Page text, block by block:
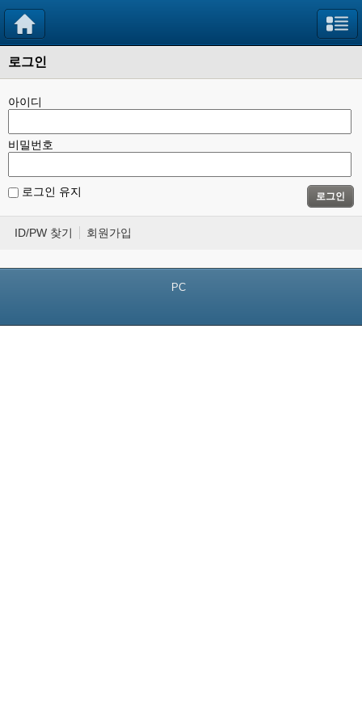
로그인
아이디
비밀번호
로그인 유지 로그인
ID/PW 찾기 회원가입
PC